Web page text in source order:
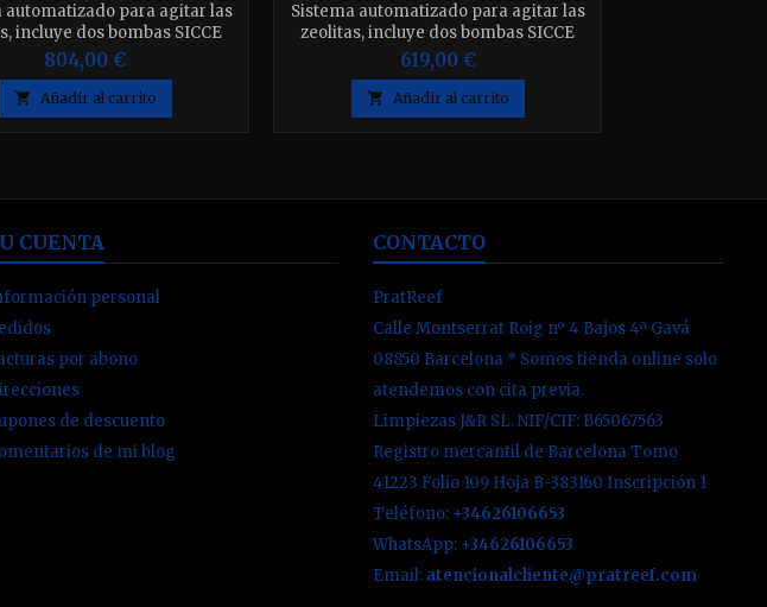
automatizado para agitar las
incluye dos bombas SICCE
correcto funcionamiento.
804,00 €
 Añadir al carrito
Sistema automatizado para agitar las
zeolitas, incluye dos bombas SICCE
para su correcto funcionamiento.
619,00 €
 Añadir al carrito
CUENTA
personal
por abono
de descuento
de mi blog
CONTACTO
PratReef
Calle Montserrat Roig nº 4 Bajos 4ª Gavá
08850 Barcelona * Somos tienda online solo
atendemos con cita previa.
Limpiezas J&R SL. NIF/CIF: B65067563
Registro mercantil de Barcelona Tomo
41223 Folio 109 Hoja B-383160 Inscripción 1
Teléfono: +34626106653
WhatsApp: +34626106653
Email: atencionalcliente@pratreef.com